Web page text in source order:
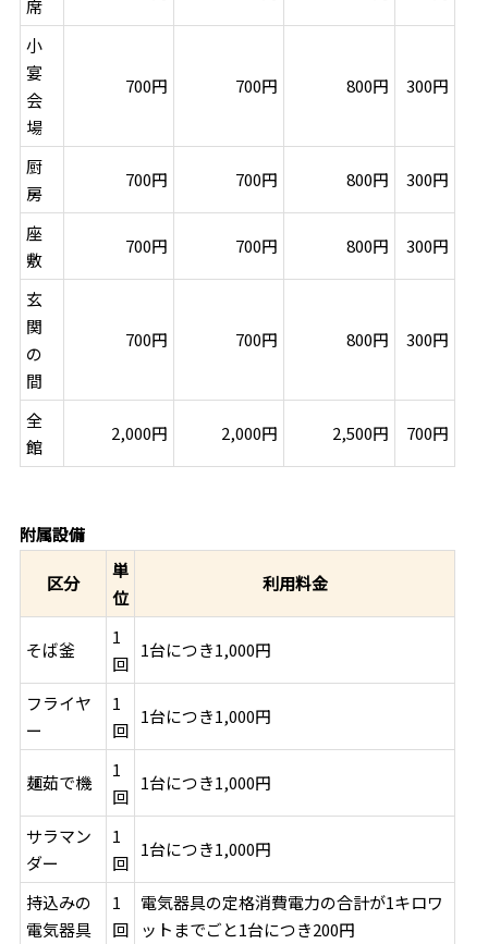
席
小
宴
会
場
700円 700円 800円 300円
厨
房
700円 700円 800円 300円
座
敷
700円 700円 800円 300円
玄
関
の
間
700円 700円 800円 300円
全
館
2,000円 2,000円 2,500円 700円
附属設備
区分
単
位
利用料金
そば釜
1
回
1台につき1,000円
フライヤ
ー
1
回
1台につき1,000円
麺茹で機
1
回
1台につき1,000円
サラマン
ダー
1
回
1台につき1,000円
持込みの
電気器具
1
回
電気器具の定格消費電力の合計が1キロワ
ットまでごと1台につき200円